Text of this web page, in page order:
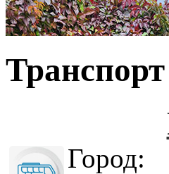
Транспорт
Город: